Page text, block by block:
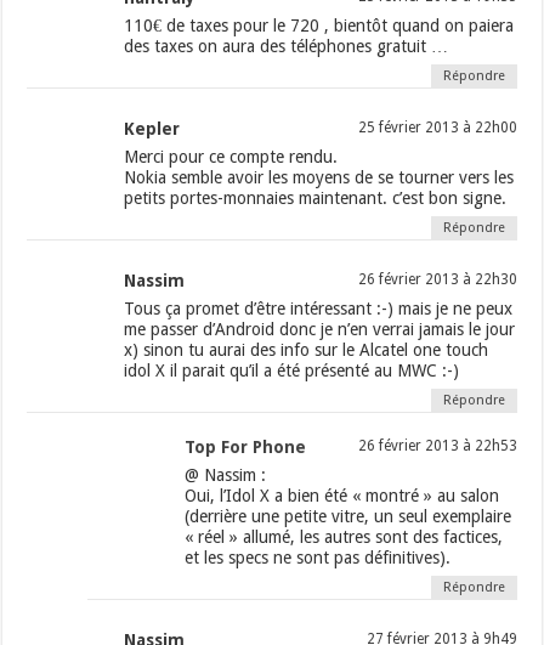
110€ de taxes pour le 720 , bientôt quand on paiera
des taxes on aura des téléphones gratuit …
Répondre
Kepler 25 février 2013 à 22h00
Merci pour ce compte rendu.
Nokia semble avoir les moyens de se tourner vers les
petits portes-monnaies maintenant. c’est bon signe.
Répondre
Nassim 26 février 2013 à 22h30
Tous ça promet d’être intéressant :-) mais je ne peux
me passer d’Android donc je n’en verrai jamais le jour
x) sinon tu aurai des info sur le Alcatel one touch
idol X il parait qu’il a été présenté au MWC :-)
Répondre
Top For Phone 26 février 2013 à 22h53
@ Nassim :
Oui, l’Idol X a bien été « montré » au salon
(derrière une petite vitre, un seul exemplaire
« réel » allumé, les autres sont des factices,
et les specs ne sont pas définitives).
Répondre
Nassim 27 février 2013 à 9h49